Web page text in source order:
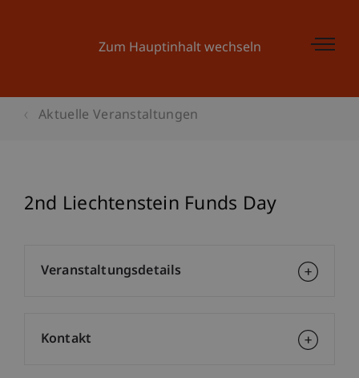
Zum Hauptinhalt wechseln
Aktuelle Veranstaltungen
2nd Liechtenstein Funds Day
Veranstaltungsdetails
Kontakt